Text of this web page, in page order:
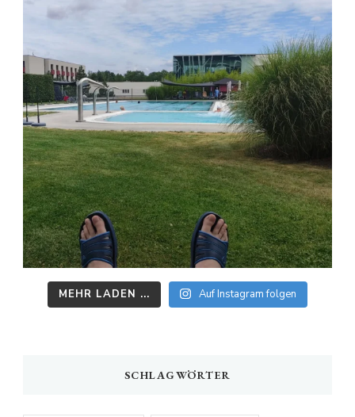
MEHR LADEN ... Auf Instagram folgen
SCHLAGWÖRTER